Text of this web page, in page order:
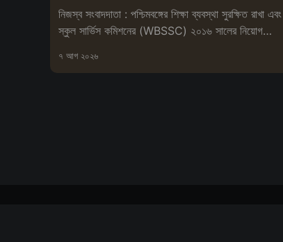
নিজস্ব সংবাদদাতা : পশ্চিমবঙ্গের শিক্ষা ব্যবস্থা সুরক্ষিত রাখা এবং
স্কুল সার্ভিস কমিশনের (WBSSC) ২০১৬ সালের নিয়োগ
৭ আগ ২০২৬